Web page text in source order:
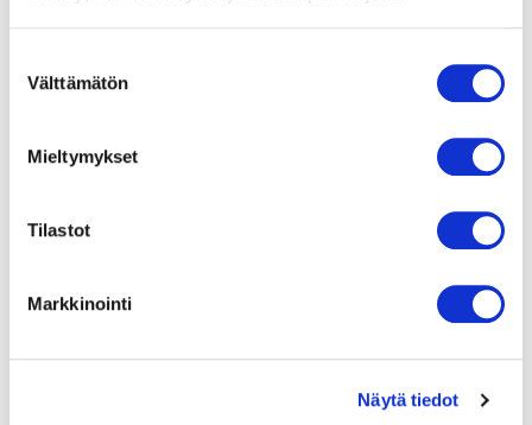
valinta
Välttämätön
Mieltymykset
Tilastot
Markkinointi
Näytä tiedot
moottori integroidulla
V.
Sisäänrakennettu
Kuulalaakerit